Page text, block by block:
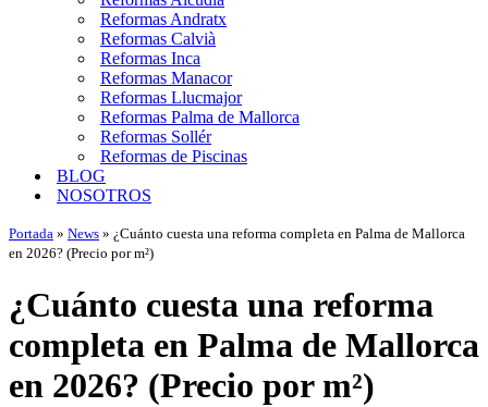
Reformas Andratx
Reformas Calvià
Reformas Inca
Reformas Manacor
Reformas Llucmajor
Reformas Palma de Mallorca
Reformas Sollér
Reformas de Piscinas
BLOG
NOSOTROS
Portada » News » ¿Cuánto cuesta una reforma completa en Palma de Mallorca
en 2026? (Precio por m²)
¿Cuánto cuesta una reforma
completa en Palma de Mallorca
en 2026? (Precio por m²)